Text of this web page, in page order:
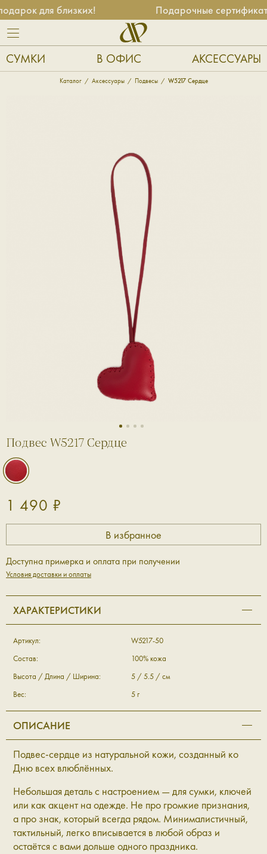
для близких! Подарочные
СУМКИ В ОФИС АКСЕССУАРЫ
Каталог Аксессуары Подвесы W5217 Сердце
1 2 3 4
Подвес W5217 Сердце
1 490 ₽
Доступна примерка и оплата при получении
Условия доставки и оплаты
ХАРАКТЕРИСТИКИ
Артикул:
W5217-50
Состав:
100% кожа
Высота / Длина / Ширина:
5 / 5.5 / см
Вес:
5 г
ОПИСАНИЕ
Подвес-сердце из натуральной кожи, созданный ко
Дню всех влюблённых.
Небольшая деталь с настроением — для сумки, ключей
или как акцент на одежде. Не про громкие признания,
а про знак, который всегда рядом. Минималистичный,
тактильный, легко вписывается в любой образ и
остаётся с вами дольше одного праздника.